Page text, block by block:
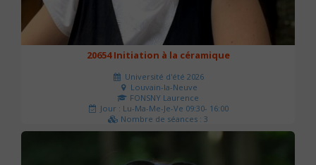
20654 Initiation à la céramique
Université d'été 2026
Louvain-la-Neuve
FONSNY Laurence
Jour : Lu-Ma-Me-Je-Ve 09:30- 16:00
Nombre de séances : 3
190 €